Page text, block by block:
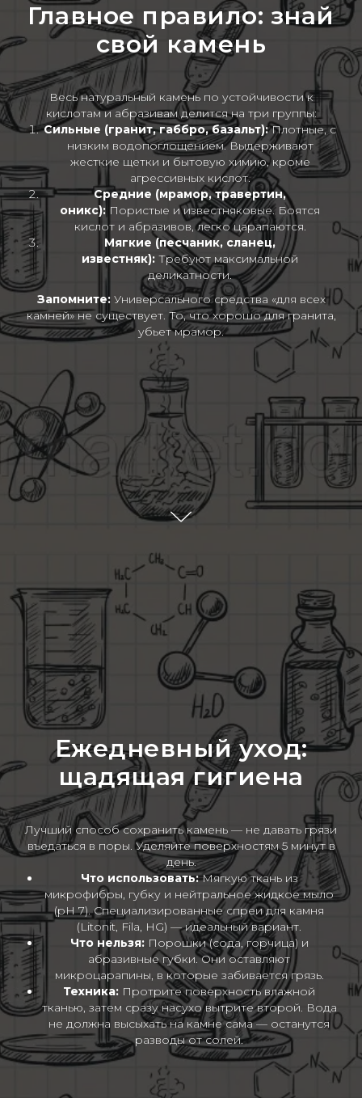
Главное правило: знай
свой камень
Весь натуральный камень по устойчивости к
кислотам и абразивам делится на три группы:
Сильные (гранит, габбро, базальт):Плотные, с
низким водопоглощением. Выдерживают
жесткие щетки и бытовую химию, кроме
агрессивных кислот.
Средние (мрамор, травертин,
оникс): Пористые и известняковые. Боятся
кислот и абразивов, легко царапаются.
Мягкие (песчаник, сланец,
известняк): Требуют максимальной
деликатности.
Запомните:Универсального средства «для всех
камней» не существует. То, что хорошо для гранита,
убьет мрамор.
Ежедневный уход:
щадящая гигиена
Лучший способ сохранить камень — не давать грязи
въедаться в поры. Уделяйте поверхностям 5 минут в
день.
Что использовать:Мягкую ткань из
микрофибры, губку и нейтральное жидкое мыло
(pH 7). Специализированные спреи для камня
(Litonit, Fila, HG) — идеальный вариант.
Что нельзя:Порошки (сода, горчица) и
абразивные губки. Они оставляют
микроцарапины, в которые забивается грязь.
Техника: Протрите поверхность влажной
тканью, затем сразу насухо вытрите второй. Вода
не должна высыхать на камне сама — останутся
разводы от солей.